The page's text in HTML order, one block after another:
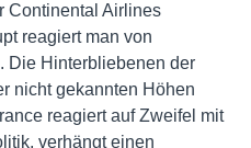
Continental Airlines
reagiert man von
Die Hinterbliebenen der
nicht gekannten Höhen
reagiert auf Zweifel mit
verhängt einen